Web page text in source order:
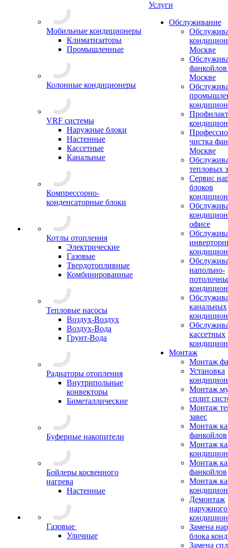
Мобильные кондиционеры
Климатизаторы
Промышленные
Колонные кондиционеры
VRF системы
Наружные блоки
Настенные
Кассетные
Канальные
Компрессорно-
конденсаторные блоки
Котлы отопления
Электрические
Газовые
Твердотопливные
Комбинированные
Тепловые насосы
Воздух-Воздух
Воздух-Вода
Грунт-Вода
Радиаторы отопления
Внутрипольные
конвекторы
Биметаллические
Буферные накопители
Бойлеры косвенного
нагрева
Настенные
Газовые
Уличные
Услуги
Обслуживание
Москве
Москве
чистка
Москве
тепловых
Сервис
блоков
офисе
напольно-
канальных
кассетных
Монтаж
Монтаж
Установка
Монтаж
сплит
Монтаж
завес
Монтаж
фанкойлов
Монтаж
Монтаж
фанкойлов
Монтаж
Демонтаж
Замена
блока
Замена